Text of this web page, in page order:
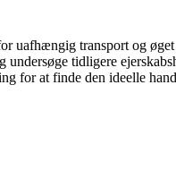
uafhængig transport og
tidligere
for at finde den ideelle